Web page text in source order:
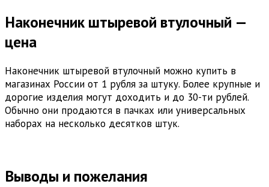
Наконечник штыревой втулочный —
цена
Наконечник штыревой втулочный можно купить в
магазинах России от 1 рубля за штуку. Более крупные и
дорогие изделия могут доходить и до 30-ти рублей.
Обычно они продаются в пачках или универсальных
наборах на несколько десятков штук.
Выводы и пожелания